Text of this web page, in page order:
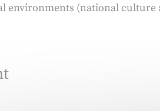
environments (national